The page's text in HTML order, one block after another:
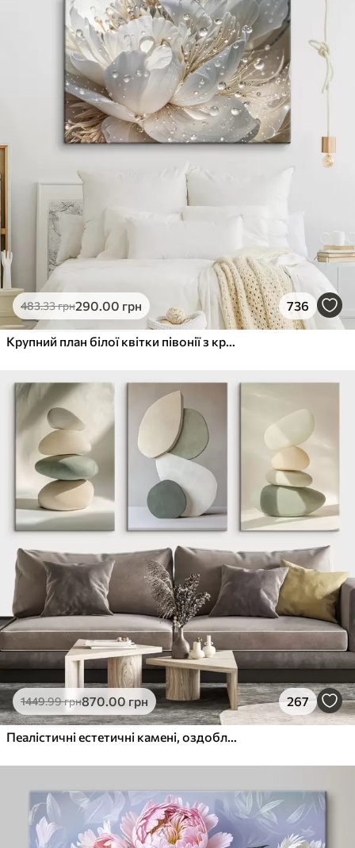
483.33грн290.00 грн 736
Крупний план білої квітки півонії з крапельками води на пелюстках на розмитому фоні
1449.99грн870.00 грн 267
Пеалістичні естетичні камені, оздоблення будинку, природне освітлення